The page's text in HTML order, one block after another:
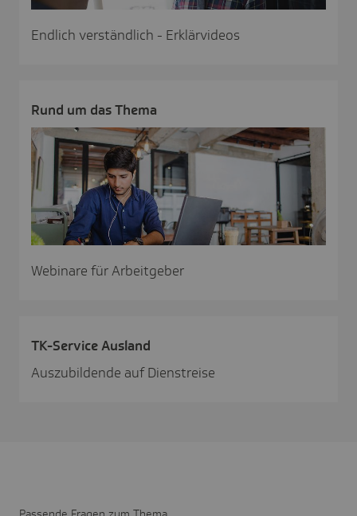
Endlich verständlich - Erklärvideos
Rund um das Thema
Webinare für Arbeitgeber
TK-Service Ausland
Auszubildende auf Dienstreise